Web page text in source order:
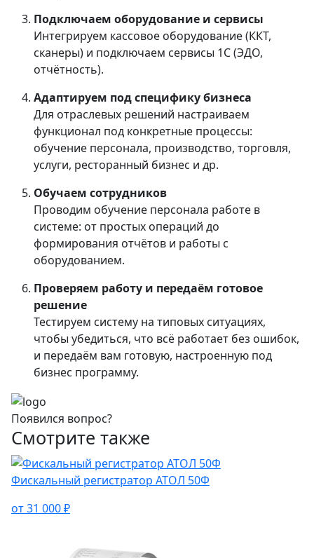
Подключаем оборудование и сервисы
Интегрируем кассовое оборудование (ККТ,
сканеры) и подключаем сервисы 1С (ЭДО,
отчётность).
Адаптируем под специфику бизнеса
Для отраслевых решений настраиваем
функционал под конкретные процессы:
обучение персонала, производство, торговля,
услуги, ресторанный бизнес и др.
Обучаем сотрудников
Проводим обучение персонала работе в
системе: от простых операций до
формирования отчётов и работы с
оборудованием.
Проверяем работу и передаём готовое
решение
Тестируем систему на типовых ситуациях,
чтобы убедиться, что всё работает без ошибок,
и передаём вам готовую, настроенную под
бизнес программу.
Появился вопрос?
Смотрите также
Фискальный регистратор АТОЛ 50Ф
от 31 000 ₽